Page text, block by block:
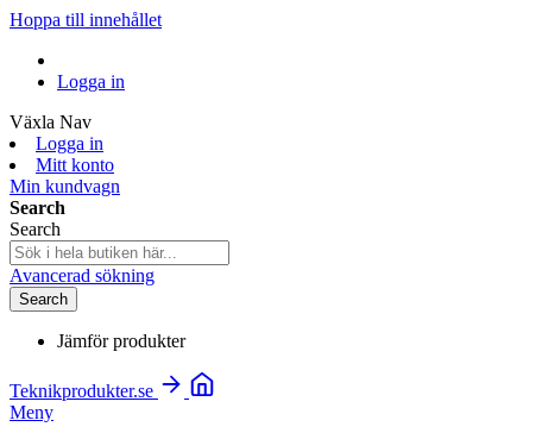
Hoppa till innehållet
Logga in
Växla Nav
Logga in
Mitt konto
Min kundvagn
Search
Search
Avancerad sökning
Search
Jämför produkter
Teknikprodukter.se
Meny